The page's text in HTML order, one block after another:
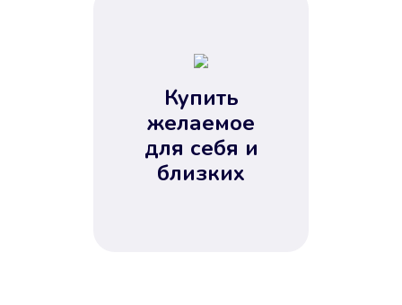
Купить
желаемое
для себя и
близких